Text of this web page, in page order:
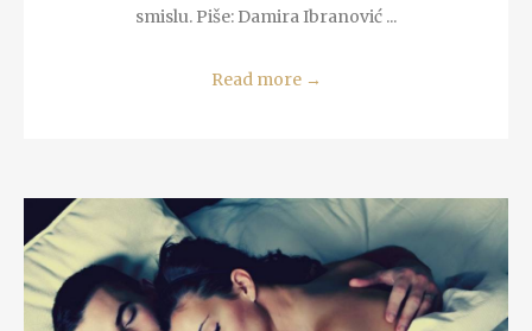
smislu. Piše: Damira Ibranović ...
Read more →